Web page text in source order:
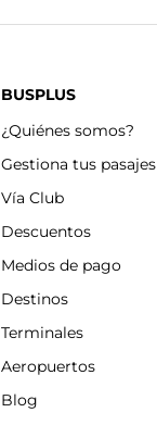
BUSPLUS
¿Quiénes somos?
Gestiona tus pasajes
Vía Club
Descuentos
Medios de pago
Destinos
Terminales
Aeropuertos
Blog